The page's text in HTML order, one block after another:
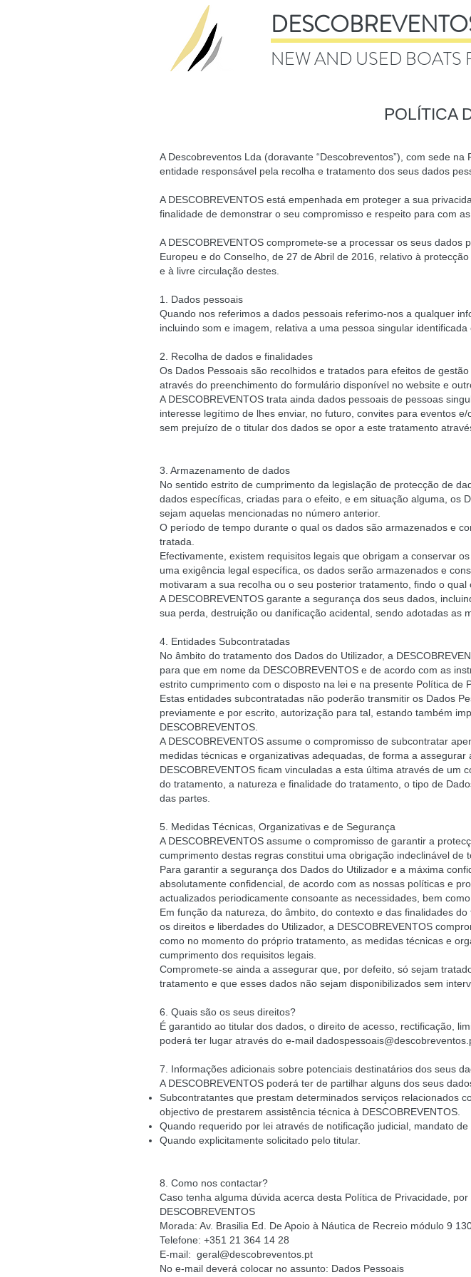
NEW AND USED BOATS
POLÍTICA
A Descobreventos Lda (doravante “Descobreventos”), com sede
entidade responsável pela recolha e tratamento dos seus dados
A DESCOBREVENTOS está empenhada em proteger a sua
finalidade de demonstrar o seu compromisso e respeito para com
A DESCOBREVENTOS compromete-se a processar os seus
Europeu e do Conselho, de 27 de Abril de 2016, relativo à
e à livre circulação destes.
1. Dados pessoais
Quando nos referimos a dados pessoais referimo-nos a qualquer
incluindo som e imagem, relativa a uma pessoa singular
2. Recolha de dados e finalidades
Os Dados Pessoais são recolhidos e tratados para efeitos de
através do preenchimento do formulário disponível no website e
A DESCOBREVENTOS trata ainda dados pessoais de pessoas
interesse legítimo de lhes enviar, no futuro, convites para eventos
sem prejuízo de o titular dos dados se opor a este tratamento
3. Armazenamento de dados
No sentido estrito de cumprimento da legislação de protecção de
dados específicas, criadas para o efeito, e em situação alguma, os
sejam aquelas mencionadas no número anterior.
O período de tempo durante o qual os dados são armazenados e
tratada.
Efectivamente, existem requisitos legais que obrigam a conservar
uma exigência legal específica, os dados serão armazenados e
motivaram a sua recolha ou o seu posterior tratamento, findo o qual
A DESCOBREVENTOS garante a segurança dos seus dados,
sua perda, destruição ou danificação acidental, sendo adotadas as
4. Entidades Subcontratadas
No âmbito do tratamento dos Dados do Utilizador, a
para que em nome da DESCOBREVENTOS e de acordo com as
estrito cumprimento com o disposto na lei e na presente Política de
Estas entidades subcontratadas não poderão transmitir os Dados
previamente e por escrito, autorização para tal, estando também
DESCOBREVENTOS.
A DESCOBREVENTOS assume o compromisso de subcontratar
medidas técnicas e organizativas adequadas, de forma a
DESCOBREVENTOS ficam vinculadas a esta última através de
do tratamento, a natureza e finalidade do tratamento, o tipo de
das partes.
5. Medidas Técnicas, Organizativas e de Segurança
A DESCOBREVENTOS assume o compromisso de garantir a
cumprimento destas regras constitui uma obrigação indeclinável de
Para garantir a segurança dos Dados do Utilizador e a máxima
absolutamente confidencial, de acordo com as nossas políticas e
actualizados periodicamente consoante as necessidades, bem
Em função da natureza, do âmbito, do contexto e das finalidades
os direitos e liberdades do Utilizador, a DESCOBREVENTOS
como no momento do próprio tratamento, as medidas técnicas e
cumprimento dos requisitos legais.
Compromete-se ainda a assegurar que, por defeito, só sejam
tratamento e que esses dados não sejam disponibilizados sem
6. Quais são os seus direitos?
É garantido ao titular dos dados, o direito de acesso, rectificação,
poderá ter lugar através do e-mail
7. Informações adicionais sobre potenciais destinatários dos seus
A DESCOBREVENTOS poderá ter de partilhar alguns dos seus
Subcontratantes que prestam determinados serviços relacionados
objectivo de prestarem assistência técnica à DESCOBREVENTOS.
Quando requerido por lei através de notificação judicial, mandato
Quando explicitamente solicitado pelo titular.
8. Como nos contactar?
Caso tenha alguma dúvida acerca desta Política de Privacidade,
DESCOBREVENTOS
Morada: Av. Brasilia Ed. De Apoio à Náutica de Recreio módulo 9
Telefone: +351 21 364 14 28
E-mail: geral@descobreventos.pt
No e-mail deverá colocar no assunto: Dados Pessoais